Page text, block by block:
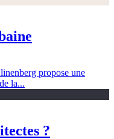
propose une
la...
?